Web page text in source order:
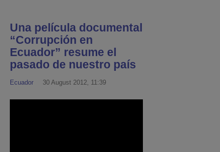
Una película documental
“Corrupción en
Ecuador” resume el
pasado de nuestro país
Ecuador 30 August 2012, 11:39